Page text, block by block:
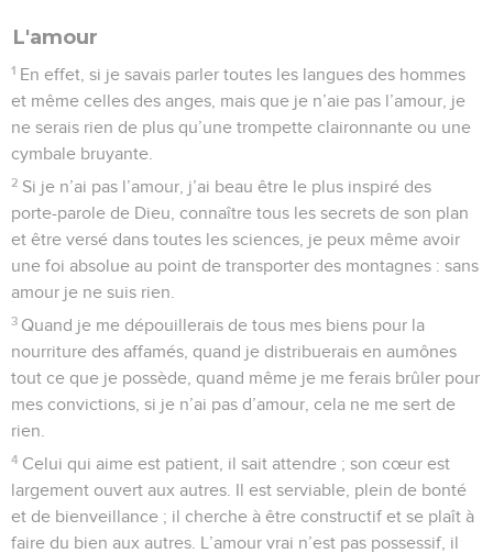
L'amour
1 En effet, si je savais parler toutes les langues des hommes
et même celles des anges, mais que je n’aie pas l’amour, je
ne serais rien de plus qu’une trompette claironnante ou une
cymbale bruyante.
2 Si je n’ai pas l’amour, j’ai beau être le plus inspiré des
porte-parole de Dieu, connaître tous les secrets de son plan
et être versé dans toutes les sciences, je peux même avoir
une foi absolue au point de transporter des montagnes : sans
amour je ne suis rien.
3 Quand je me dépouillerais de tous mes biens pour la
nourriture des affamés, quand je distribuerais en aumônes
tout ce que je possède, quand même je me ferais brûler pour
mes convictions, si je n’ai pas d’amour, cela ne me sert de
rien.
4 Celui qui aime est patient, il sait attendre ; son cœur est
largement ouvert aux autres. Il est serviable, plein de bonté
et de bienveillance ; il cherche à être constructif et se plaît à
faire du bien aux autres. L’amour vrai n’est pas possessif, il